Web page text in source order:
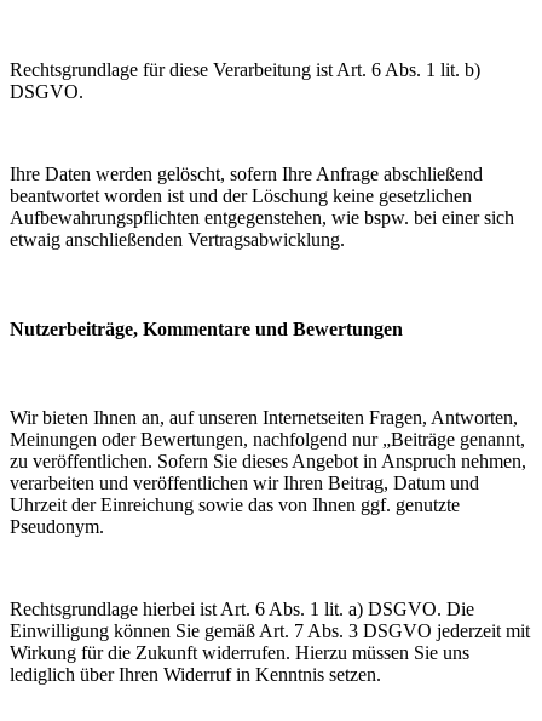
Rechtsgrundlage für diese Verarbeitung ist Art. 6 Abs. 1 lit. b)
DSGVO.
Ihre Daten werden gelöscht, sofern Ihre Anfrage abschließend
beantwortet worden ist und der Löschung keine gesetzlichen
Aufbewahrungspflichten entgegenstehen, wie bspw. bei einer sich
etwaig anschließenden Vertragsabwicklung.
Nutzerbeiträge, Kommentare und Bewertungen
Wir bieten Ihnen an, auf unseren Internetseiten Fragen, Antworten,
Meinungen oder Bewertungen, nachfolgend nur „Beiträge genannt,
zu veröffentlichen. Sofern Sie dieses Angebot in Anspruch nehmen,
verarbeiten und veröffentlichen wir Ihren Beitrag, Datum und
Uhrzeit der Einreichung sowie das von Ihnen ggf. genutzte
Pseudonym.
Rechtsgrundlage hierbei ist Art. 6 Abs. 1 lit. a) DSGVO. Die
Einwilligung können Sie gemäß Art. 7 Abs. 3 DSGVO jederzeit mit
Wirkung für die Zukunft widerrufen. Hierzu müssen Sie uns
lediglich über Ihren Widerruf in Kenntnis setzen.